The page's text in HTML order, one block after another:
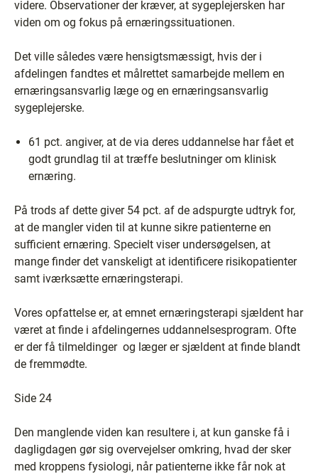
videre. Observationer der kræver, at sygeplejersken har
viden om og fokus på ernæringssituationen.
Det ville således være hensigtsmæssigt, hvis der i
afdelingen fandtes et målrettet samarbejde mellem en
ernæringsansvarlig læge og en ernæringsansvarlig
sygeplejerske.
61 pct. angiver, at de via deres uddannelse har fået et
godt grundlag til at træffe beslutninger om klinisk
ernæring.
På trods af dette giver 54 pct. af de adspurgte udtryk for,
at de mangler viden til at kunne sikre patienterne en
sufficient ernæring. Specielt viser undersøgelsen, at
mange finder det vanskeligt at identificere risikopatienter
samt iværksætte ernæringsterapi.
Vores opfattelse er, at emnet ernæringsterapi sjældent har
været at finde i afdelingernes uddannelsesprogram. Ofte
er der få tilmeldinger ­ og læger er sjældent at finde blandt
de fremmødte.
Side 24
Den manglende viden kan resultere i, at kun ganske få i
dagligdagen gør sig overvejelser omkring, hvad der sker
med kroppens fysiologi, når patienterne ikke får nok at